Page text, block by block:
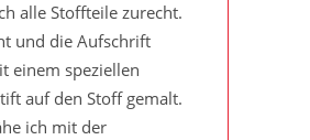
alle Stoffteile zurecht.
und die Aufschrift
einem speziellen
auf den Stoff gemalt.
ich mit der